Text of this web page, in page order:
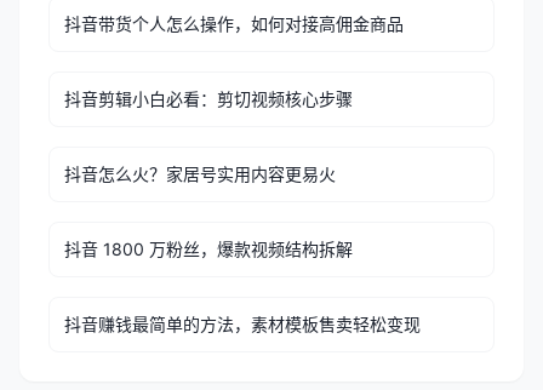
抖音带货个人怎么操作，如何对接高佣金商品
抖音剪辑小白必看：剪切视频核心步骤
抖音怎么火？家居号实用内容更易火
抖音 1800 万粉丝，爆款视频结构拆解
抖音赚钱最简单的方法，素材模板售卖轻松变现